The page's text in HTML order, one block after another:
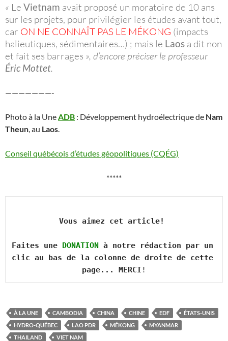
« Le Vietnam avait proposé un moratoire de 10 ans
sur les projets, pour privilégier les études avant tout,
car ON NE CONNAÎT PAS LE MÉKONG (impacts
halieutiques, sédimentaires…) ; mais le Laos a dit non
et fait ses barrages », d’encore préciser le professeur
Éric Mottet.
———————-
Photo à la UneADB : Développement hydroélectrique de Nam
Theun, au Laos.
Conseil québécois d’études géopolitiques (CQÉG)
*****
Vous aimez cet article!
Faites une DONATION à notre rédaction par un
clic au bas de la colonne de droite de cette
page... MERCI !
À LA UNE CAMBODIA CHINA CHINE EDF
ÉTATS-UNIS
HYDRO-QUÉBEC
LAO PDR MÉKONG
MYANMAR
THAILAND
VIET NAM